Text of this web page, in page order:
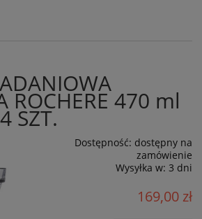
ROCHERE 470 ml
SZT.
Dostępność: dostępny na
zamówienie
Wysyłka w: 3 dni
169,00 zł